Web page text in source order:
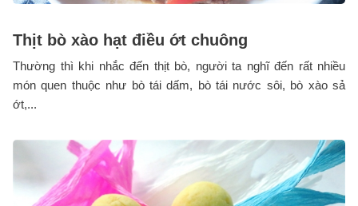
Thịt bò xào hạt điều ớt chuông
Thường thì khi nhắc đến thịt bò, người ta nghĩ đến rất nhiều
món quen thuộc như bò tái dấm, bò tái nước sôi, bò xào sả
ớt,...